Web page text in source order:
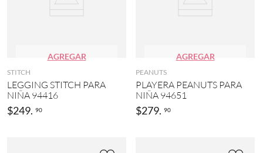
AGREGAR
STITCH
LEGGING STITCH PARA
NIÑA 94416
$249. 90
AGREGAR
PEANUTS
PLAYERA PEANUTS PARA
NIÑA 94651
$279. 90